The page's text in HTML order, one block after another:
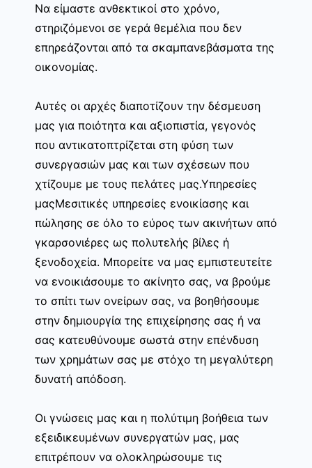
Να είμαστε ανθεκτικοί στο χρόνο,
στηριζόμενοι σε γερά θεμέλια που δεν
επηρεάζονται από τα σκαμπανεβάσματα της
οικονομίας.
Αυτές οι αρχές διαποτίζουν την δέσμευση
μας για ποιότητα και αξιοπιστία, γεγονός
που αντικατοπτρίζεται στη φύση των
συνεργασιών μας και των σχέσεων που
χτίζουμε με τους πελάτες μας.Υπηρεσίες
μαςΜεσιτικές υπηρεσίες ενοικίασης και
πώλησης σε όλο το εύρος των ακινήτων από
γκαρσονιέρες ως πολυτελής βίλες ή
ξενοδοχεία. Μπορείτε να μας εμπιστευτείτε
να ενοικιάσουμε το ακίνητο σας, να βρούμε
το σπίτι των ονείρων σας, να βοηθήσουμε
στην δημιουργία της επιχείρησης σας ή να
σας κατευθύνουμε σωστά στην επένδυση
των χρημάτων σας με στόχο τη μεγαλύτερη
δυνατή απόδοση.
Οι γνώσεις μας και η πολύτιμη βοήθεια των
εξειδικευμένων συνεργατών μας, μας
επιτρέπουν να ολοκληρώσουμε τις